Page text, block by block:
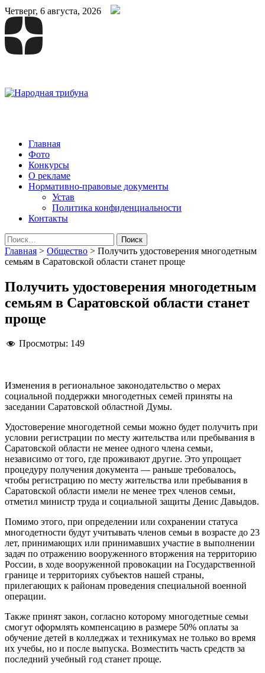
Четверг, 6 августа, 2026
Народная трибуна
Калининская районная газета
Главная
Фото
Конкурсы
О рекламе
Нормативно-правовые документы
Устав
Политика конфиденциальности
Контакты
Найти:
Главная > Общество > Получить удостоверения многодетным
семьям в Саратовской области станет проще
Получить удостоверения многодетным
семьям в Саратовской области станет
проще
Просмотры: 149
Изменения в региональное законодательство о мерах
социальной поддержки многодетных семей приняты на
заседании Саратовской областной Думы.
Удостоверение многодетной семьи можно будет получить при
условии регистрации по месту жительства или пребывания в
Саратовской области не менее одного члена семьи,
независимо от того, где проживают другие. Это упрощает
процедуру получения документа — раньше требовалось,
чтобы регистрацию по месту жительства или пребывания в
Саратовской области имели не менее трех членов семьи,
отметил министр труда и социальной защиты Денис Давыдов.
Помимо этого, при определении или сохранении статуса
многодетности будут учитывать членов семьи в возрасте до 23
лет, принимающих или принимавших участие в выполнении
задач по отражению вооруженного вторжения на территорию
России, в ходе вооруженной провокации на Государственной
границе и территориях субъектов нашей страны,
прилегающих к районам проведения специальной военной
операции.
Также принят закон, согласно которому многодетные семьи
смогут оформлять компенсацию в размере 50% оплаты за
обучение детей в колледжах и техникумах не только во время
их учебы, но и после выпуска. Возместить часть средств за
последний учебный год станет проще.